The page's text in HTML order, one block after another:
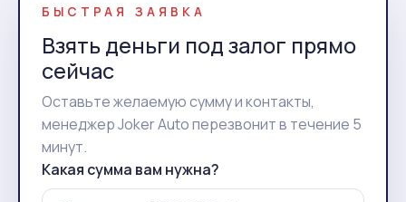
БЫСТРАЯ ЗАЯВКА
Взять деньги под залог прямо
сейчас
Оставьте желаемую сумму и контакты,
менеджер Joker Auto перезвонит в течение 5
минут.
Какая сумма вам нужна?